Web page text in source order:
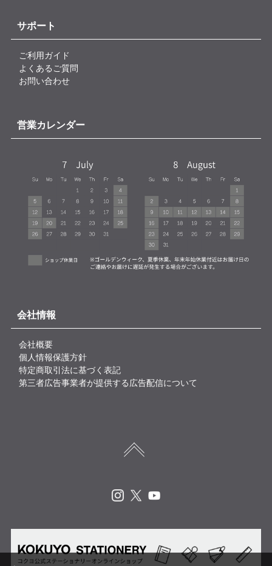
サポート
ご利用ガイド
よくあるご質問
お問い合わせ
営業カレンダー
会社情報
会社概要
個人情報保護方針
特定商取引法に基づく表記
第三者広告事業者が提供する広告配信について